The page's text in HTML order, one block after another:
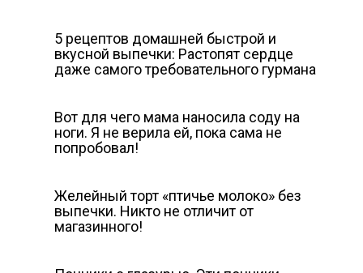
5 рецептов домашней быстрой и
вкусной выпечки: Растопят сердце
даже самого требовательного гурмана
Вот для чего мама наносила соду на
ноги. Я не верила ей, пока сама не
попробовал!
Желейный торт «птичье молоко» без
выпечки. Никто не отличит от
магазинного!